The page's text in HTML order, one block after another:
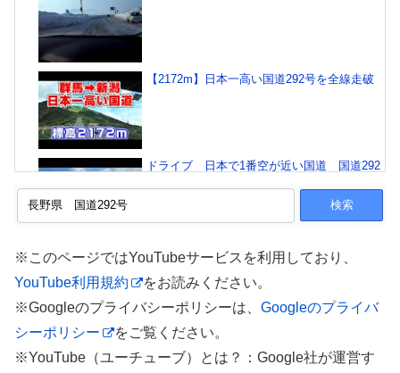
【2172m】日本一高い国道292号を全線走破
ドライブ 日本で1番空が近い国道 国道292
【倍速 車載動画】国道292号 妙高市姫川原
→長野県飯山市
群馬県 長野県 渋峠 国道292号からの絶景
NO.31
※このページではYouTubeサービスを利用しており、
YouTube利用規約
をお読みください。
※Googleのプライバシーポリシーは、 Googleのプライバ
シーポリシー
をご覧ください。
※YouTube（ユーチューブ）とは？：Google社が運営す